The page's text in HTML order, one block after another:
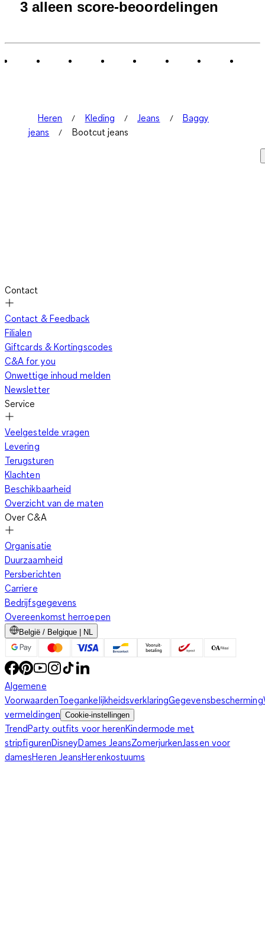
van
3 alleen score-beoordelingen
Heren Kleding Jeans
Baggy
jeans
Bootcut jeans
Contact
Contact & Feedback
Filialen
Giftcards & Kortingscodes
C&A for you
Onwettige inhoud melden
Newsletter
Service
Veelgestelde vragen
Levering
Terugsturen
Klachten
Beschikbaarheid
Overzicht van de maten
Over C&A
Organisatie
Duurzaamheid
Persberichten
Carriere
Bedrijfsgegevens
Overeenkomst herroepen
België / Belgique | NL
Algemene
VoorwaardenToegankelijkheidsverklaringGegevensbescherming
vermeldingen Cookie-instellingen
TrendParty outfits voor herenKindermode met
stripfigurenDisneyDames JeansZomerjurkenJassen voor
damesHeren JeansHerenkostuums